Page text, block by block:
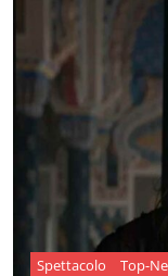
Spettacolo Top-